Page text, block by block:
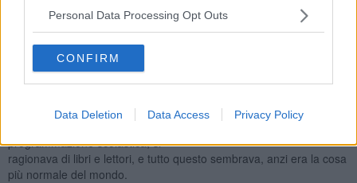
Personal Data Processing Opt Outs
CONFIRM
Data Deletion Data Access Privacy Policy
biblioteche si svuotano, senza sostenere la lettura una nazione si
Su questo eravamo tutti d'accordo.
di libri. Davanti a noi, anzi in cerchio con noi, lettori intelligenti e che
non sbadigliavano. C'era solo un vago riferimento alla
programmazione scolastica, si
ragionava di libri e lettori, e tutto questo sembrava, anzi era la cosa
più normale del mondo.